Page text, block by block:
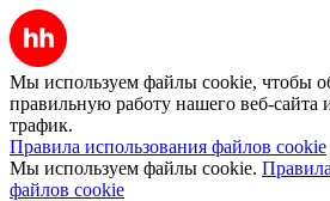
Мы используем файлы cookie, чтобы
правильную работу нашего веб-сайта
трафик.
Правила использования файлов cookie
Мы используем файлы cookie.
файлов cookie